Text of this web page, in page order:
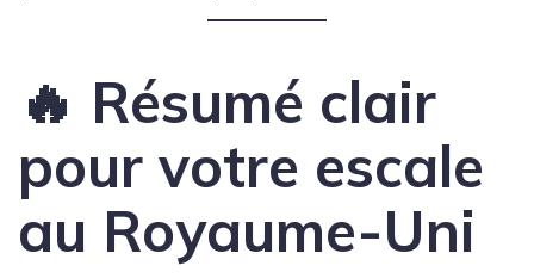
🔥 Résumé clair
pour votre escale
au Royaume-Uni